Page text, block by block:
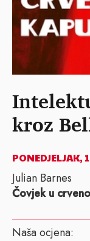
kroz
PONEDJELJAK,
Julian Barnes
Čovjek u
Naša ocjena: